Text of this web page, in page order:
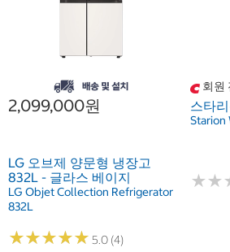
2,099,000원
LG 오브제 양문형 냉장고
832L - 글라스 베이지
LG Objet Collection Refrigerator
832L
★★★★★
★★★★★ 5.0 (4)
회원
스타
Starion
★★
★★